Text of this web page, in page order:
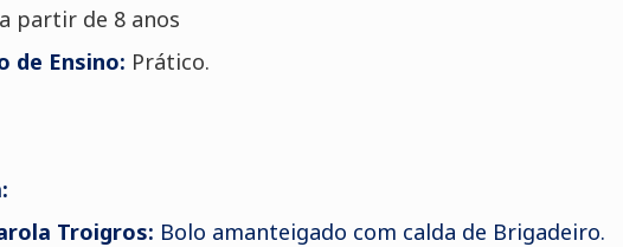
a partir de 8 anos
de Ensino: Prático.
Troigros: Bolo amanteigado com calda de Brigadeiro.